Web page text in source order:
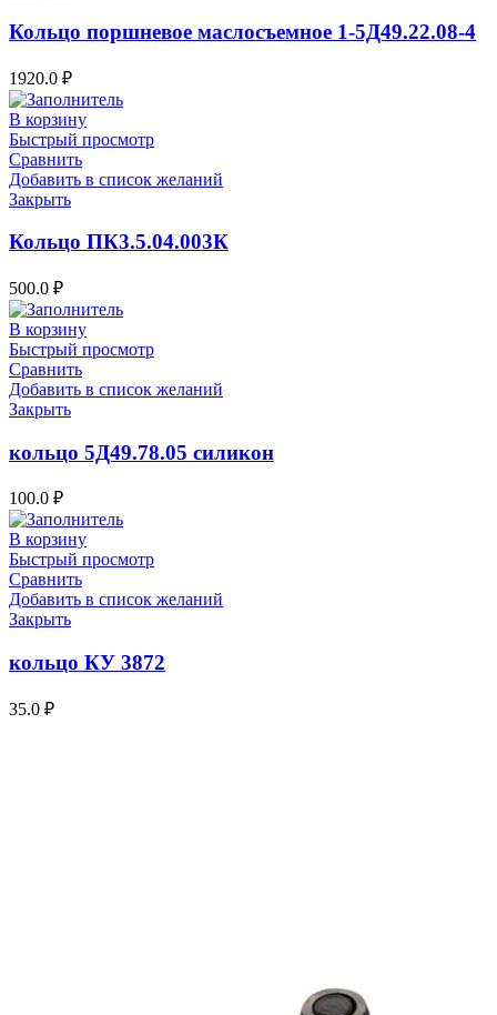
Кольцо поршневое маслосъемное 1-5Д49.22.08-4
1920.0 ₽
В корзину
Быстрый просмотр
Сравнить
Добавить в список желаний
Закрыть
Кольцо ПК3.5.04.003К
500.0 ₽
В корзину
Быстрый просмотр
Сравнить
Добавить в список желаний
Закрыть
кольцо 5Д49.78.05 силикон
100.0 ₽
В корзину
Быстрый просмотр
Сравнить
Добавить в список желаний
Закрыть
кольцо КУ 3872
35.0 ₽